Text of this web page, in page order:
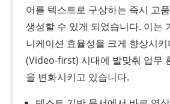
어를 텍스트로 구상하는 즉시 고
생성할 수 있게 되었습니다. 이는
니케이션 효율성을 크게 향상시
(Video-first) 시대에 발맞춰 업무
을 변화시키고 있습니다.